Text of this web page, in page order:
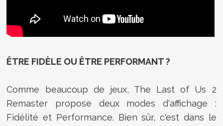
ÊTRE FIDÈLE OU ÊTRE PERFORMANT ?
Comme beaucoup de jeux, The Last of Us 2
Remaster propose deux modes d'affichage :
Fidélité et Performance. Bien sûr, c'est dans le